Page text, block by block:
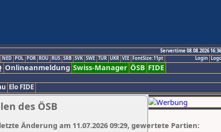
Servertime 08.08.2026
Login
NED POL POR ROU RUS SRB SVK SWE TUR UKR VIE FontSize:11pt
Onlineanmeldung Swiss-Manager ÖSB FIDE
Elo FIDE
des ÖSB
Änderung am 11.07.2026 09:29, gewertete Partien: